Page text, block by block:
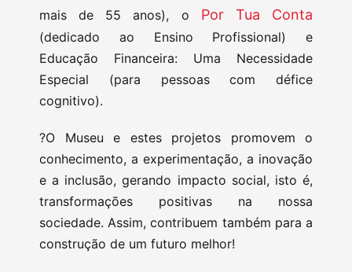
mais de 55 anos), o Por Tua Conta
(dedicado ao Ensino Profissional) e
Educação Financeira: Uma Necessidade
Especial (para pessoas com défice
cognitivo).
?️O Museu e estes projetos promovem o
conhecimento, a experimentação, a inovação
e a inclusão, gerando impacto social, isto é,
transformações positivas na nossa
sociedade. Assim, contribuem também para a
construção de um futuro melhor!